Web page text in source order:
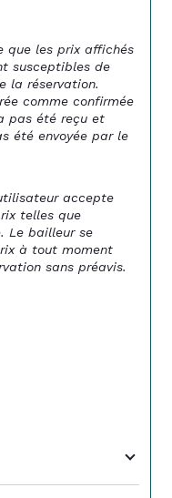
que les prix affichés
susceptibles de
la réservation.
comme confirmée
pas été reçu et
été envoyée par le
accepte
telles que
Le bailleur se
à tout moment
sans préavis.